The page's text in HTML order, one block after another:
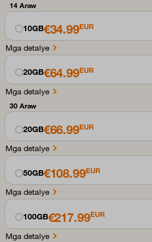
14 Araw
10GB€34.99EUR
Mga detalye
20GB€64.99EUR
Mga detalye
30 Araw
20GB€66.99EUR
Mga detalye
50GB€108.99EUR
Mga detalye
100GB€217.99EUR
Mga detalye